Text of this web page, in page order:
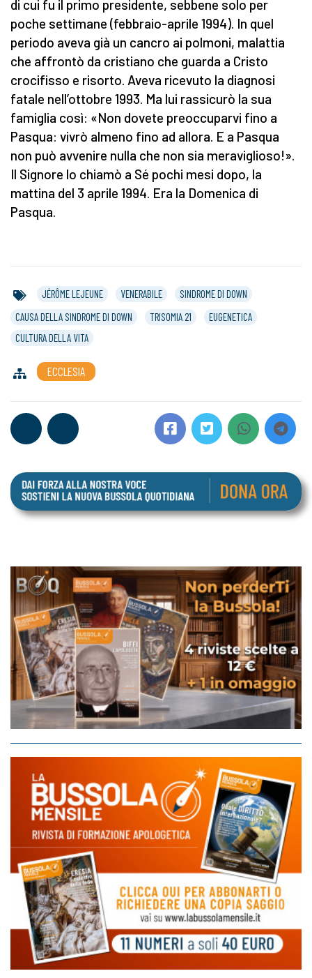
di cui fu il primo presidente, sebbene solo per
poche settimane (febbraio-aprile 1994). In quel
periodo aveva già un cancro ai polmoni, malattia
che affrontò da cristiano che guarda a Cristo
crocifisso e risorto. Aveva ricevuto la diagnosi
fatale nell’ottobre 1993. Ma lui rassicurò la sua
famiglia così: «Non dovete preoccuparvi fino a
Pasqua: vivrò almeno fino ad allora. E a Pasqua
non può avvenire nulla che non sia meraviglioso!».
Il Signore lo chiamò a Sé pochi mesi dopo, la
mattina del 3 aprile 1994. Era la Domenica di
Pasqua.
JÉRÔME LEJEUNE VENERABILE
SINDROME DI DOWN
CAUSA DELLA SINDROME DI DOWN
TRISOMIA 21
EUGENETICA
CULTURA DELLA VITA
ECCLESIA